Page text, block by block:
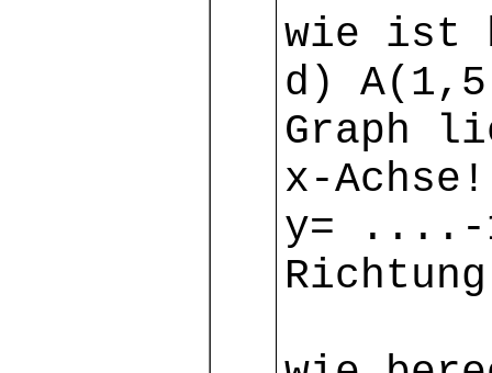
wie ist
d)
Graph
x-
y= ....-